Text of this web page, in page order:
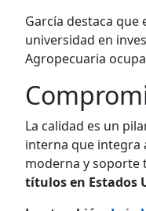
García destaca que
universidad en
Agropecuaria
La calidad es un
interna que integra
moderna y soporte
títulos en Estados